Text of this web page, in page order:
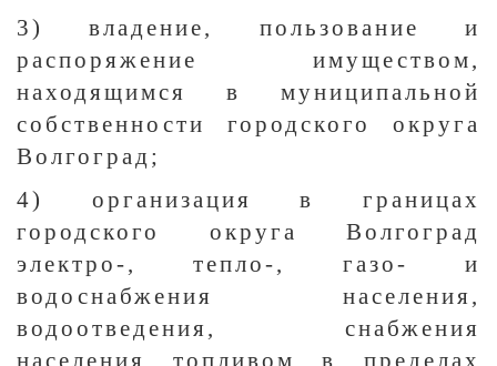
3) владение, пользование и
распоряжение имуществом,
находящимся в муниципальной
собственности городского округа
Волгоград;
4) организация в границах
городского округа Волгоград
электро-, тепло-, газо- и
водоснабжения населения,
водоотведения, снабжения
населения топливом в пределах